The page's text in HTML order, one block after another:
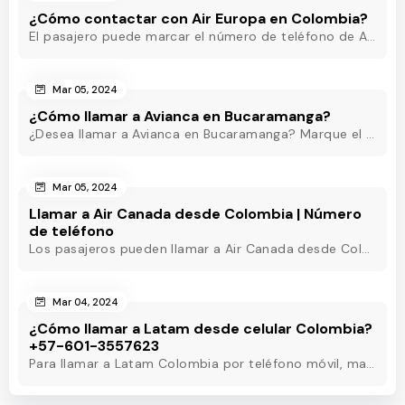
¿Cómo contactar con Air Europa en Colombia?
El pasajero puede marcar el número de teléfono de Air Europa Colombia y hablar con un agente en directo que estará disponible las 24 horas para ayudarle.
Mar 05, 2024
¿Cómo llamar a Avianca en Bucaramanga?
¿Desea llamar a Avianca en Bucaramanga? Marque el teléfono de Avianca Bucaramanga y obtenga asistencia rápida las 24 horas para eliminar sus inquietudes.
Mar 05, 2024
Llamar a Air Canada desde Colombia | Número
de teléfono
Los pasajeros pueden llamar a Air Canada desde Colombia marcando el número de teléfono de Air Canada Colombia y obtener asistencia útil en pocos minutos.
Mar 04, 2024
¿Cómo llamar a Latam desde celular Colombia?
+57-601-3557623
Para llamar a Latam Colombia por teléfono móvil, marque el número de teléfono de Latam Colombia o utilice otros métodos para obtener asistencia las 24 horas.